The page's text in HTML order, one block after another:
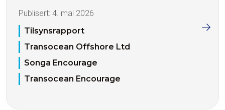
Publisert: 4. mai 2026
Tilsynsrapport
Transocean Offshore Ltd
Songa Encourage
Transocean Encourage